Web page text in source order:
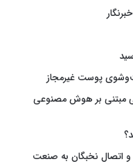
پوست غیرمجاز
مبتنی بر هوش مصنوعی
و اتصال نخبگان به صنعت